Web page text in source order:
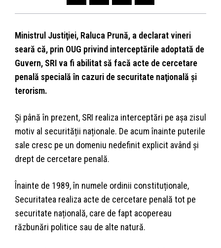
Ministrul Justiţiei, Raluca Prună, a declarat vineri
seară că, prin OUG privind interceptările adoptată de
Guvern, SRI va fi abilitat să facă acte de cercetare
penală specială în cazuri de securitate naţională şi
terorism.
Și până în prezent, SRI realiza interceptări pe așa zisul
motiv al securității naționale. De acum înainte puterile
sale cresc pe un domeniu nedefinit explicit având și
drept de cercetare penală.
Înainte de 1989, în numele ordinii constituționale,
Securitatea realiza acte de cercetare penală tot pe
securitate națională, care de fapt acopereau
răzbunări politice sau de alte natură.